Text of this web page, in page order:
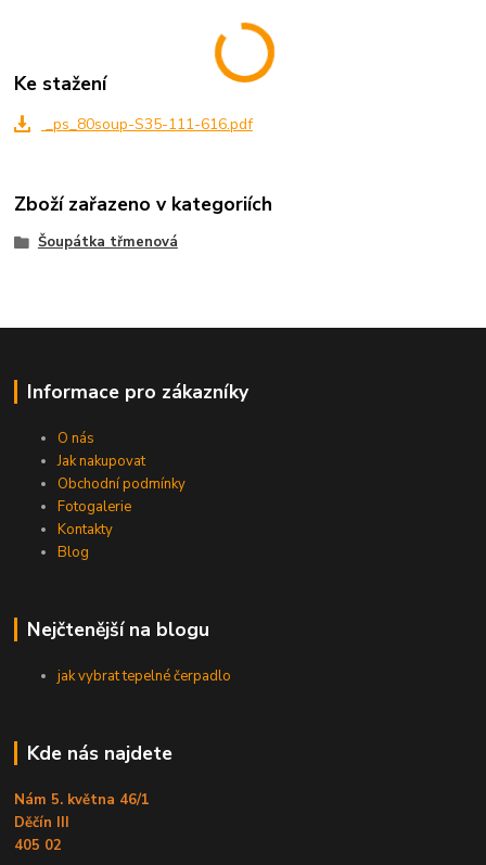
Ke stažení
_ps_80soup-S35-111-616.pdf
Zboží zařazeno v kategoriích
Šoupátka třmenová
Informace pro zákazníky
O nás
Jak nakupovat
Obchodní podmínky
Fotogalerie
Kontakty
Blog
Nejčtenější na blogu
jak vybrat tepelné čerpadlo
Kde nás najdete
Nám 5. května 46/1
Děčín III
405 02